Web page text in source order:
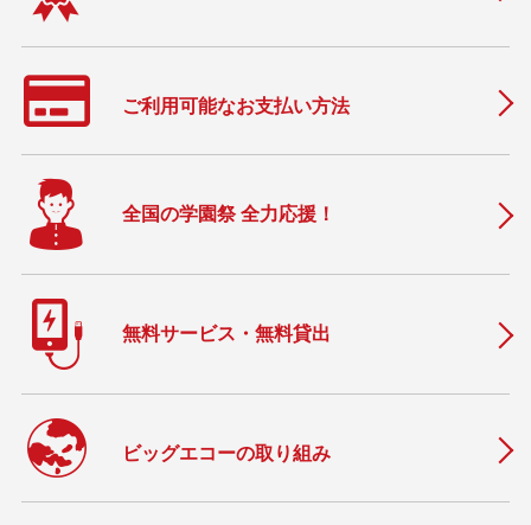
ご利用可能なお支払い方法
全国の学園祭 全力応援！
無料サービス・無料貸出
ビッグエコーの取り組み